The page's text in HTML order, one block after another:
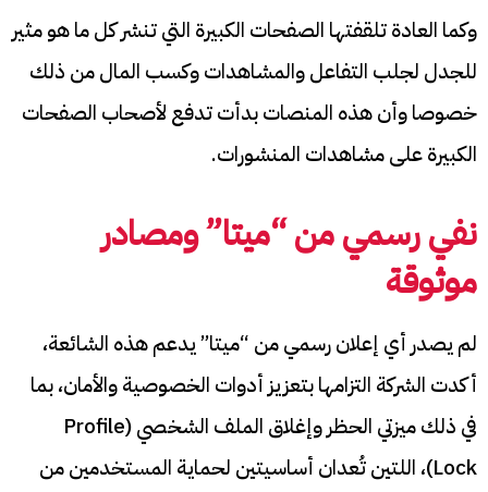
وكما العادة تلقفتها الصفحات الكبيرة التي تنشر كل ما هو مثير
للجدل لجلب التفاعل والمشاهدات وكسب المال من ذلك
خصوصا وأن هذه المنصات بدأت تدفع لأصحاب الصفحات
الكبيرة على مشاهدات المنشورات.
نفي رسمي من “ميتا” ومصادر
موثوقة
لم يصدر أي إعلان رسمي من “ميتا” يدعم هذه الشائعة،
أكدت الشركة التزامها بتعزيز أدوات الخصوصية والأمان، بما
في ذلك ميزتي الحظر وإغلاق الملف الشخصي (Profile
Lock)، اللتين تُعدان أساسيتين لحماية المستخدمين من